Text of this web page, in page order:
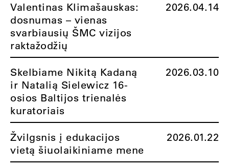
Valentinas Klimašauskas:
dosnumas – vienas
svarbiausių ŠMC vizijos
raktažodžių
2026.04.14
Skelbiame Nikitą Kadaną
ir Natalią Sielewicz 16-
osios Baltijos trienalės
kuratoriais
2026.03.10
Žvilgsnis į edukacijos
vietą šiuolaikiniame mene
2026.01.22